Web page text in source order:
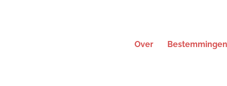
Over Bestemmingen